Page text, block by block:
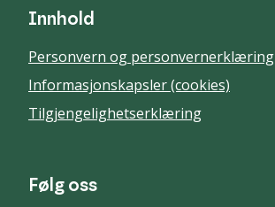
Innhold
Personvern og personvernerklæring
Informasjonskapsler (cookies)
Tilgjengelighetserklæring
Følg oss